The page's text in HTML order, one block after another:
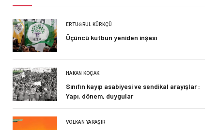
ERTUĞRUL KÜRKÇÜ
Üçüncü kutbun yeniden inşası
HAKAN KOÇAK
Sınıfın kayıp asabiyesi ve sendikal arayışlar :
Yapı, dönem, duygular
VOLKAN YARAŞIR